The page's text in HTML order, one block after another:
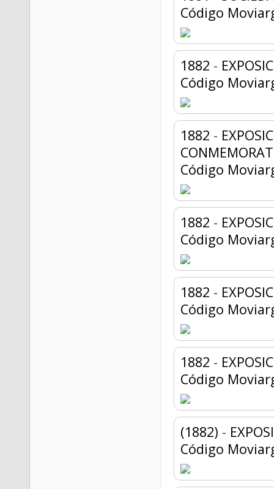
Código
1882 -
Código
1882 -
Código
1882 -
Código
1882 -
Código
1882 -
Código
(1882) -
Código